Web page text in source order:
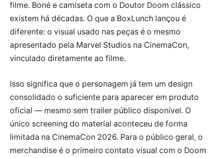
filme. Boné e camiseta com o Doutor Doom clássico
existem há décadas. O que a BoxLunch lançou é
diferente: o visual usado nas peças é o mesmo
apresentado pela Marvel Studios na CinemaCon,
vinculado diretamente ao filme.
Isso significa que o personagem já tem um design
consolidado o suficiente para aparecer em produto
oficial — mesmo sem trailer público disponível. O
único screening do material aconteceu de forma
limitada na CinemaCon 2026. Para o público geral, o
merchandise é o primeiro contato visual com o Doom